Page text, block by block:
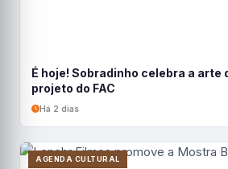
É hoje! Sobradinho celebra a arte
projeto do FAC
Há 2 dias
AGENDA CULTURAL